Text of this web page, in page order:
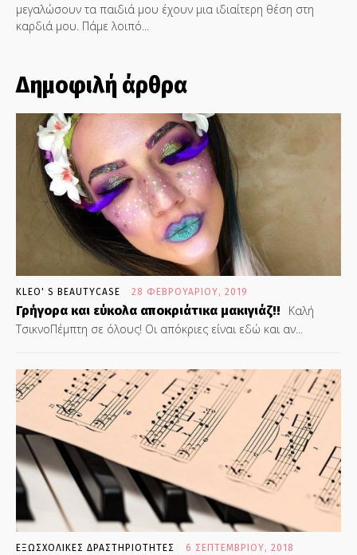
μεγαλώσουν τα παιδιά μου έχουν μια ιδιαίτερη θέση στη
καρδιά μου. Πάμε λοιπό...
Δημοφιλή άρθρα
KLEO' S BEAUTYCASE 28 ΦΕΒΡΟΥΑΡΊΟΥ, 2019
Γρήγορα και εύκολα αποκριάτικα μακιγιάζ!!
Καλή
ΤσικνοΠέμπτη σε όλους! Οι απόκριες είναι εδώ και αν...
ΕΞΩΣΧΟΛΙΚΕΣ ΔΡΑΣΤΗΡΙΟΤΗΤΕΣ 6 ΣΕΠΤΕΜΒΡΊΟΥ, 2018